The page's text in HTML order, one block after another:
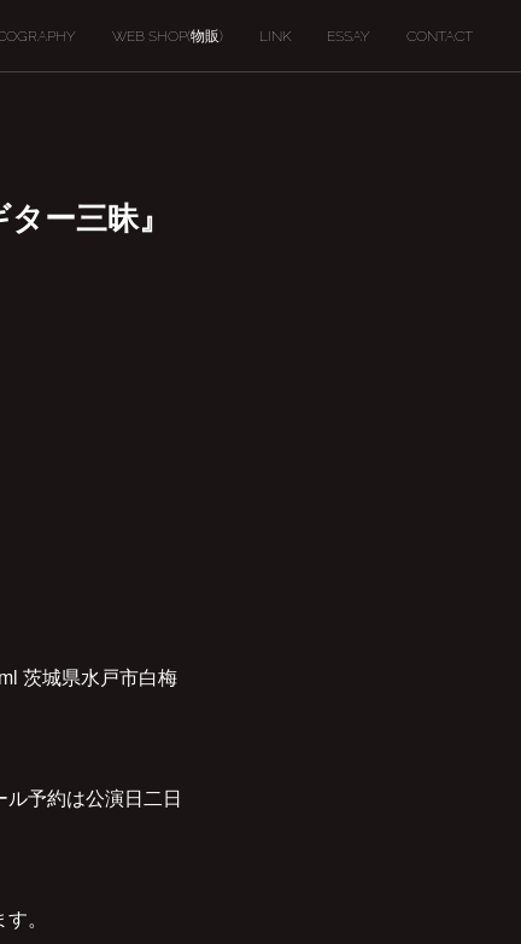
WEB SHOP(物販) LINK ESSAY CONTACT
ー三昧』
茨城県水戸市白梅
予約は公演日二日
。